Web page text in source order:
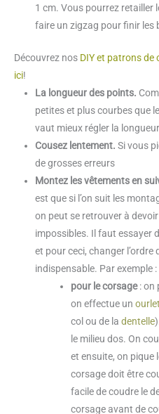
1 cm. Vous pourrez retailler
faire un zigzag pour finir les
Découvrez nos DIY et patrons de
ici!
La longueur des points.
petites et plus courbes que
vaut mieux régler la
Cousez lentement. Si vous
de grosses erreurs
Montez les vêtements en
est que si l’on suit les
on peut se retrouver à
impossibles. Il faut essayer
et pour ceci, changer
indispensable. Par exemple :
pour le corsage: on
on effectue un ourlet
col ou de la dentelle
le milieu dos. On
et ensuite, on pique
corsage doit être
facile de coudre le
corsage avant de